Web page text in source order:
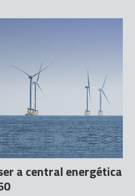
a central energética